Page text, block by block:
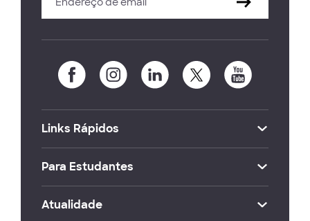
Links Rápidos
Para Estudantes
Atualidade